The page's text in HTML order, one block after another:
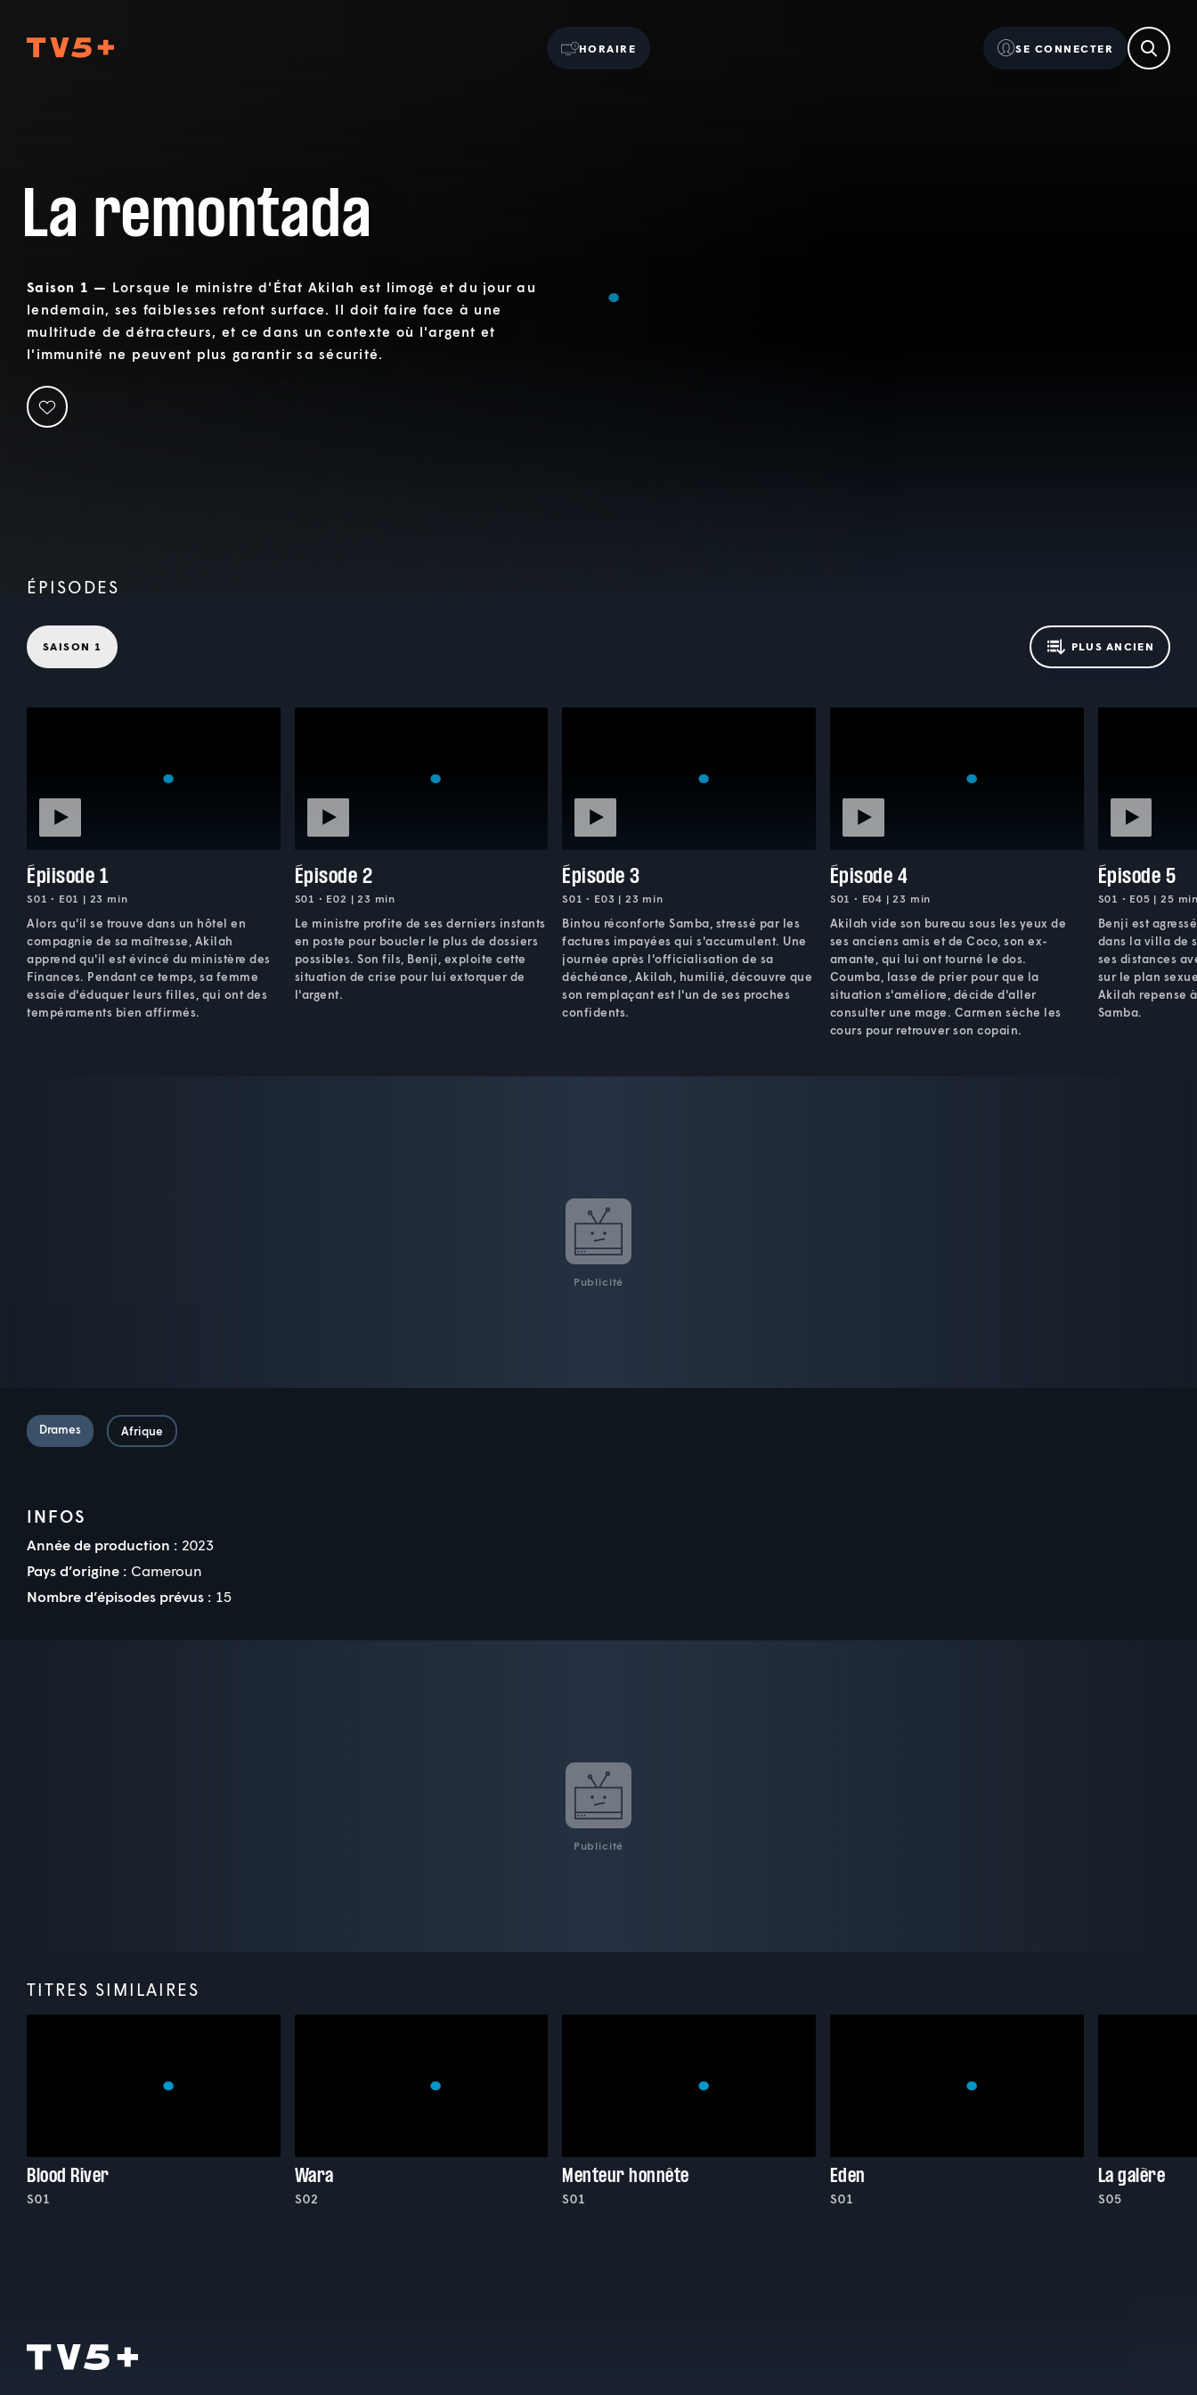
HORAIRE SE CONNECTER
La remontada
Saison 1 — Lorsque le ministre d'État Akilah est limogé et du jour au
lendemain, ses faiblesses refont surface. Il doit faire face à une
multitude de détracteurs, et ce dans un contexte où l'argent et
l'immunité ne peuvent plus garantir sa sécurité.
ÉPISODES
SAISON 1 PLUS ANCIEN
Épiisode 1
S01 • E01 | 23 min
Alors qu'il se trouve dans un hôtel en
compagnie de sa maîtresse, Akilah
apprend qu'il est évincé du ministère des
Finances. Pendant ce temps, sa femme
essaie d'éduquer leurs filles, qui ont des
tempéraments bien affirmés.
Épisode 2
S01 • E02 | 23 min
Le ministre profite de ses derniers instants
en poste pour boucler le plus de dossiers
possibles. Son fils, Benji, exploite cette
situation de crise pour lui extorquer de
l'argent.
Épisode 3
S01 • E03 | 23 min
Bintou réconforte Samba, stressé par les
factures impayées qui s'accumulent. Une
journée après l'officialisation de sa
déchéance, Akilah, humilié, découvre que
son remplaçant est l'un de ses proches
confidents.
Épisode 4
S01 • E04 | 23 min
Akilah vide son bureau sous les yeux de
ses anciens amis et de Coco, son ex-
amante, qui lui ont tourné le dos.
Coumba, lasse de prier pour que la
situation s'améliore, décide d'aller
consulter une mage. Carmen sèche les
cours pour retrouver son copain.
Épisode 5
S01 • E05 | 25
Benji est
dans la villa de
ses distances
sur le plan
Akilah repense
Samba.
Publicité
Drames Afrique
INFOS
Année de production : 2023
Pays d’origine : Cameroun
Nombre d’épisodes prévus : 15
Publicité
TITRES SIMILAIRES
Blood River
S01
Wara
S02
Menteur honnête
S01
Eden
S01
La galère
S05